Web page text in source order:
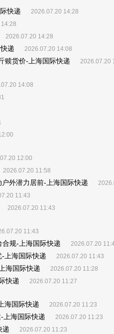
快递 2026.07.20 14:28
2026.07.20 14:28
递 2026.07.20 14:08
赎货价-上海国际快递 2026.07.20
14:08
12:00
2026.07.20 11:58
外潜力居前-上海国际快递
11:43
2026.07.20 11:43
11:43
规-上海国际快递 2026.07.20
上海国际快递 2026.07.20 11:43
海国际快递 2026.07.20 11:28
快递 2026.07.20 11:27
海国际快递 2026.07.20 11:23
上海国际快递 2026.07.20 11:23
递 2026.07.20 11:23